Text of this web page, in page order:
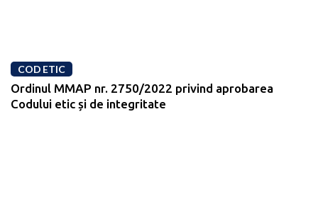
COD ETIC
Ordinul MMAP nr. 2750/2022 privind aprobarea
Codului etic și de integritate